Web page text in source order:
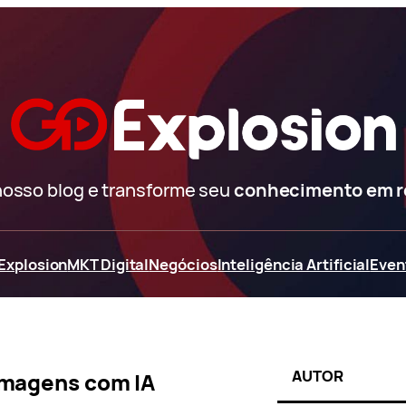
blog e transforme seuconhecimento em
MKT DigitalNegóciosInteligência Artificial
com IA AUTOR